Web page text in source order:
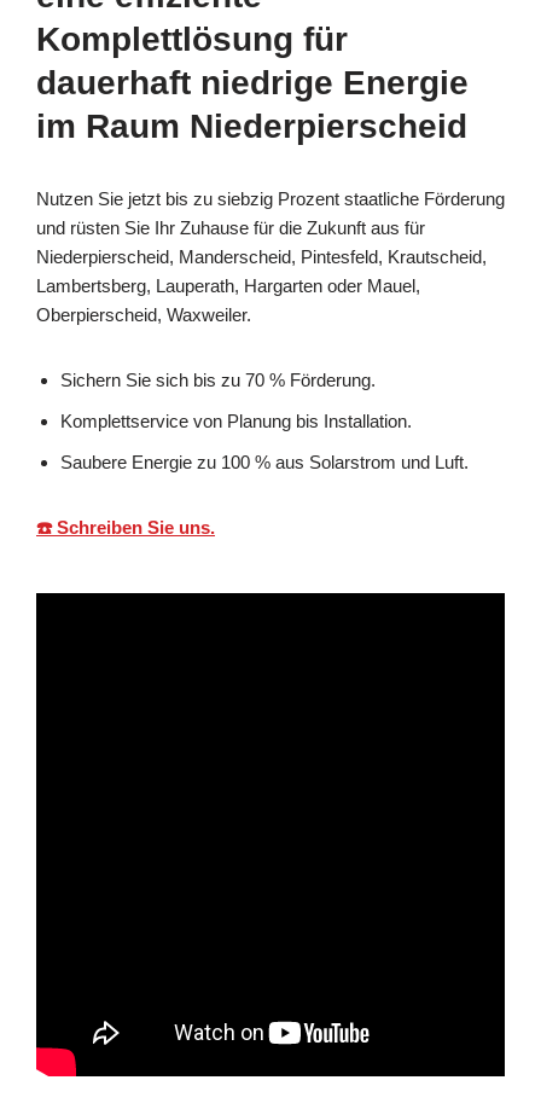
Komplettlösung für
dauerhaft niedrige Energie
im Raum Niederpierscheid
Nutzen Sie jetzt bis zu siebzig Prozent staatliche Förderung
und rüsten Sie Ihr Zuhause für die Zukunft aus für
Niederpierscheid, Manderscheid, Pintesfeld, Krautscheid,
Lambertsberg, Lauperath, Hargarten oder Mauel,
Oberpierscheid, Waxweiler.
Sichern Sie sich bis zu 70 % Förderung.
Komplettservice von Planung bis Installation.
Saubere Energie zu 100 % aus Solarstrom und Luft.
☎️ Schreiben Sie uns.